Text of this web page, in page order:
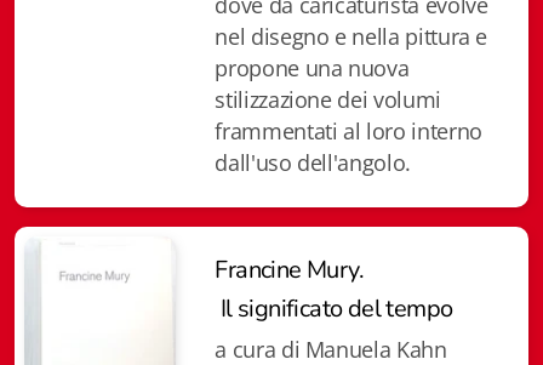
nel disegno e nella pittura e
propone una nuova
stilizzazione dei volumi
frammentati al loro interno
dall'uso dell'angolo.
Francine Mury.
Il significato del tempo
a cura di Manuela Kahn
Oltre le frontiere